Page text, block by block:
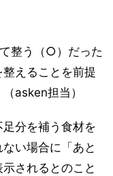
整う（○）だった
えることを前提
asken担当）
分を補う食材を
い場合に「あと
されるとのこと